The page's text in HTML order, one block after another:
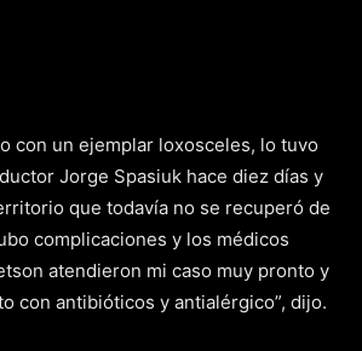
con un ejemplar loxosceles, lo tuvo
Jorge Spasiuk hace diez días y
que todavía no se recuperó de
complicaciones y los médicos
atendieron mi caso muy pronto y
con antibióticos y antialérgico”, dijo.